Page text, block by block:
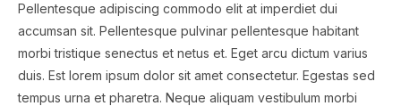
Pellentesque adipiscing commodo elit at imperdiet dui
accumsan sit. Pellentesque pulvinar pellentesque habitant
morbi tristique senectus et netus et. Eget arcu dictum varius
duis. Est lorem ipsum dolor sit amet consectetur. Egestas sed
tempus urna et pharetra. Neque aliquam vestibulum morbi